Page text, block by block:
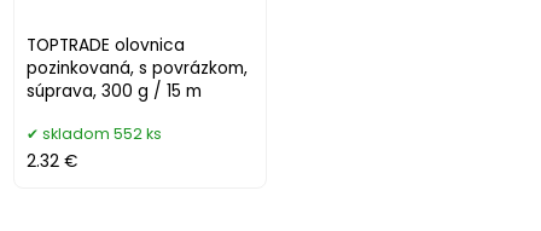
TOPTRADE olovnica
pozinkovaná, s povrázkom,
súprava, 300 g / 15 m
skladom 552 ks
2.32 €